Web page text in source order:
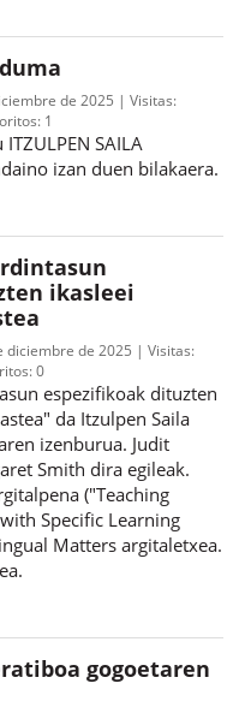
de 2025
Visitas:
1
SAILA
izan duen bilakaera.
ikasleei
diciembre de 2025
Visitas:
0
espezifikoak dituzten
da Itzulpen Saila
izenburua. Judit
Smith dira egileak.
("Teaching
Specific Learning
Matters argitaletxea.
gogoetaren